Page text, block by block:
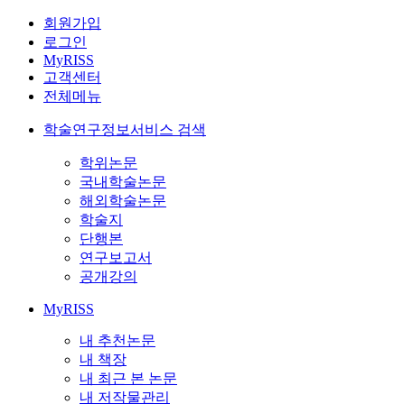
회원가입
로그인
MyRISS
고객센터
전체메뉴
학술연구정보서비스 검색
학위논문
국내학술논문
해외학술논문
학술지
단행본
연구보고서
공개강의
MyRISS
내 추천논문
내 책장
내 최근 본 논문
내 저작물관리